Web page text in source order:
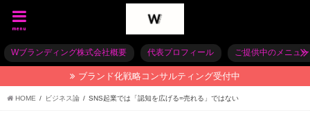
menu
Wブランディング株式会社概要 代表プロフィール ご提供中のメニュー
ブランド化戦略コンサルティング受付中
HOME ビジネス論 SNS起業では「認知を広げる=売れる」ではない